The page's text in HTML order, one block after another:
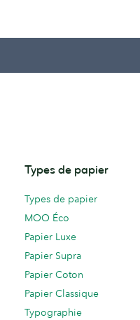
Types de papier
Types de papier
MOO Éco
Papier Luxe
Papier Supra
Papier Coton
Papier Classique
Typographie